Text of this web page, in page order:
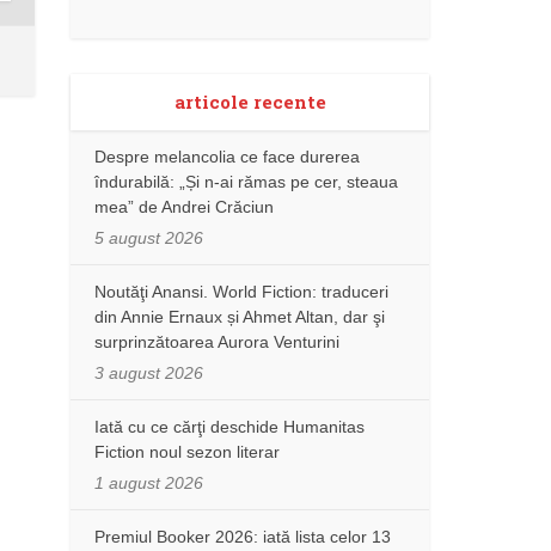
articole recente
Despre melancolia ce face durerea
îndurabilă: „Și n-ai rămas pe cer, steaua
mea” de Andrei Crăciun
5 august 2026
Noutăţi Anansi. World Fiction: traduceri
din Annie Ernaux și Ahmet Altan, dar şi
surprinzătoarea Aurora Venturini
3 august 2026
Iată cu ce cărţi deschide Humanitas
Fiction noul sezon literar
1 august 2026
Premiul Booker 2026: iată lista celor 13